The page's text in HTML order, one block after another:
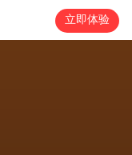
立即体验